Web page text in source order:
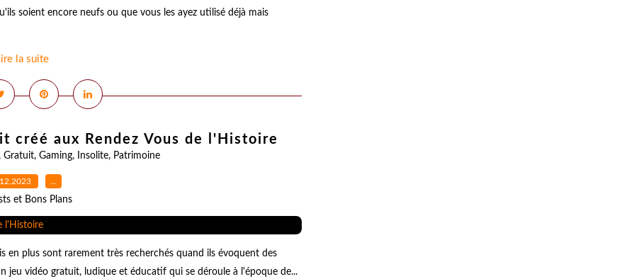
soient encore neufs ou que vous les ayez utilisé déjà mais
la suite
créé aux Rendez Vous de l'Histoire
Gratuit, Gaming, Insolite, Patrimoine
…
et Bons Plans
en plus sont rarement très recherchés quand ils évoquent des
jeu vidéo gratuit, ludique et éducatif qui se déroule à l'époque de...